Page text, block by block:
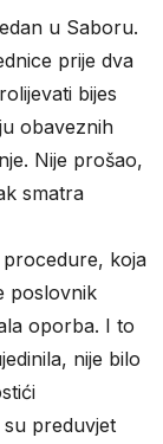
u Saboru.
prije dva
bijes
obaveznih
Nije prošao,
smatra
koja
poslovnik
oporba. I to
nije bilo
preduvjet